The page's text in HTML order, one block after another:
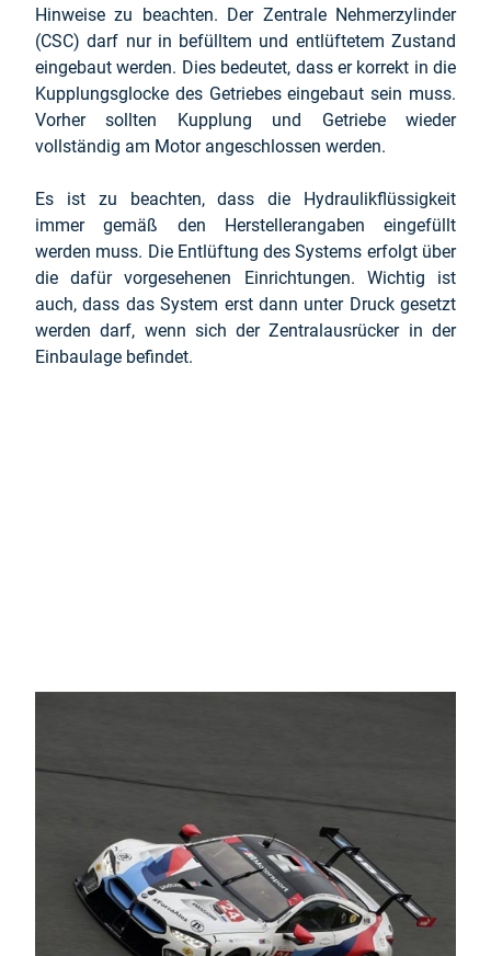
Hinweise zu beachten. Der Zentrale Nehmerzylinder
(CSC) darf nur in befülltem und entlüftetem Zustand
eingebaut werden. Dies bedeutet, dass er korrekt in die
Kupplungsglocke des Getriebes eingebaut sein muss.
Vorher sollten Kupplung und Getriebe wieder
vollständig am Motor angeschlossen werden.
Es ist zu beachten, dass die Hydraulikflüssigkeit
immer gemäß den Herstellerangaben eingefüllt
werden muss. Die Entlüftung des Systems erfolgt über
die dafür vorgesehenen Einrichtungen. Wichtig ist
auch, dass das System erst dann unter Druck gesetzt
werden darf, wenn sich der Zentralausrücker in der
Einbaulage befindet.